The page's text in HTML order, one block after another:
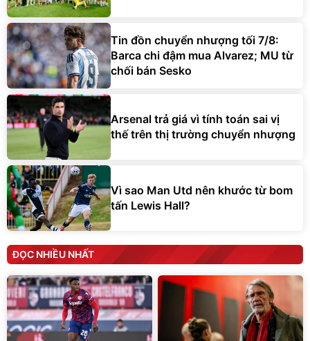
Tin đồn chuyển nhượng tối 7/8:
Barca chi đậm mua Alvarez; MU từ
chối bán Sesko
Arsenal trả giá vì tính toán sai vị
thế trên thị trường chuyển nhượng
Vì sao Man Utd nên khước từ bom
tấn Lewis Hall?
ĐỌC NHIỀU NHẤT